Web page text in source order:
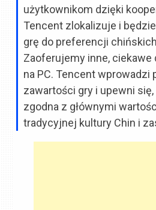
użytkownikom dzięki
Tencent zlokalizuje i
grę do preferencji
Zaoferujemy inne, ciekawe
na PC. Tencent wprowadzi
zawartości gry i upewni
zgodna z głównymi
tradycyjnej kultury Chin i